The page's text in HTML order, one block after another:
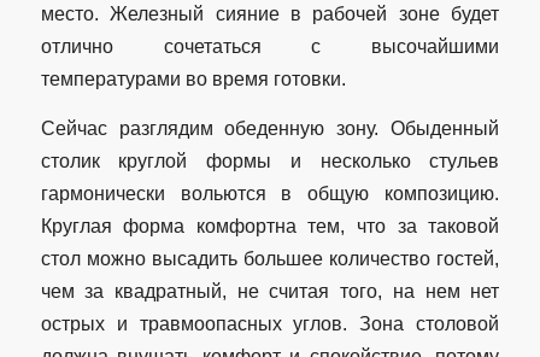
место. Железный сияние в рабочей зоне будет
отлично сочетаться с высочайшими
температурами во время готовки.
Сейчас разглядим обеденную зону. Обыденный
столик круглой формы и несколько стульев
гармонически вольются в общую композицию.
Круглая форма комфортна тем, что за таковой
стол можно высадить большее количество гостей,
чем за квадратный, не считая того, на нем нет
острых и травмоопасных углов. Зона столовой